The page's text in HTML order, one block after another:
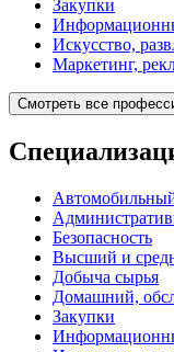
Закупки
Искусство,
Маркетинг,
Смотреть все
Безопасность
Высший и
Добыча сырья
Домашний,
Закупки